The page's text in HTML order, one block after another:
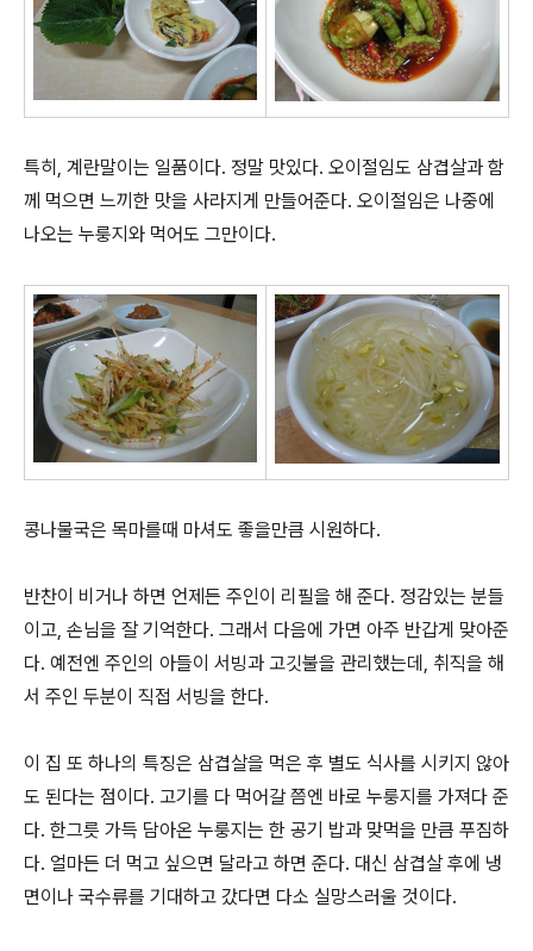
특히, 계란말이는 일품이다. 정말 맛있다. 오이절임도 삼겹살과 함
께 먹으면 느끼한 맛을 사라지게 만들어준다. 오이절임은 나중에
나오는 누룽지와 먹어도 그만이다.
콩나물국은 목마를때 마셔도 좋을만큼 시원하다.
반찬이 비거나 하면 언제든 주인이 리필을 해 준다. 정감있는 분들
이고, 손님을 잘 기억한다. 그래서 다음에 가면 아주 반갑게 맞아준
다. 예전엔 주인의 아들이 서빙과 고깃불을 관리했는데, 취직을 해
서 주인 두분이 직접 서빙을 한다.
이 집 또 하나의 특징은 삼겹살을 먹은 후 별도 식사를 시키지 않아
도 된다는 점이다. 고기를 다 먹어갈 쯤엔 바로 누룽지를 가져다 준
다. 한그릇 가득 담아온 누룽지는 한 공기 밥과 맞먹을 만큼 푸짐하
다. 얼마든 더 먹고 싶으면 달라고 하면 준다. 대신 삼겹살 후에 냉
면이나 국수류를 기대하고 갔다면 다소 실망스러울 것이다.